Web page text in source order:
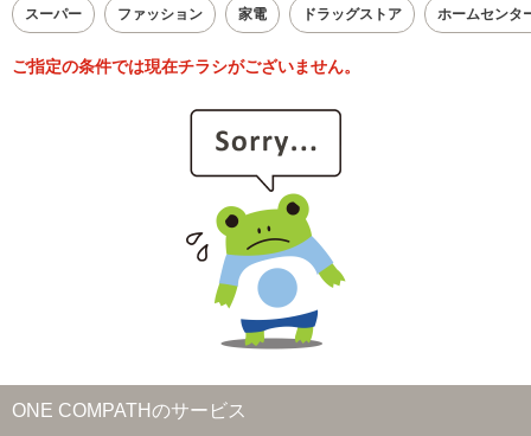
スーパー ファッション 家電 ドラッグストア ホームセンタ
ご指定の条件では現在チラシがございません。
ONE COMPATHのサービス